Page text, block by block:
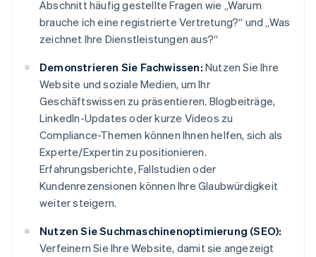
Abschnitt häufig gestellte Fragen wie „Warum
brauche ich eine registrierte Vertretung?“ und „Was
zeichnet Ihre Dienstleistungen aus?“
Demonstrieren Sie Fachwissen: Nutzen Sie Ihre
Website und soziale Medien, um Ihr
Geschäftswissen zu präsentieren. Blogbeiträge,
LinkedIn-Updates oder kurze Videos zu
Compliance-Themen können Ihnen helfen, sich als
Experte/Expertin zu positionieren.
Erfahrungsberichte, Fallstudien oder
Kundenrezensionen können Ihre Glaubwürdigkeit
weiter steigern.
Nutzen Sie Suchmaschinenoptimierung (SEO):
Verfeinern Sie Ihre Website, damit sie angezeigt